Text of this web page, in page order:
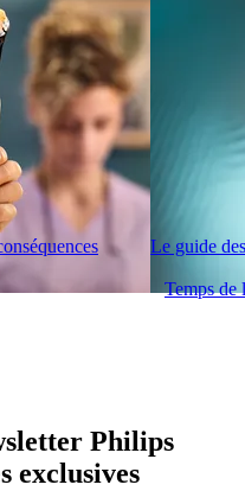
Le guide
Temps de
Philips
exclusives